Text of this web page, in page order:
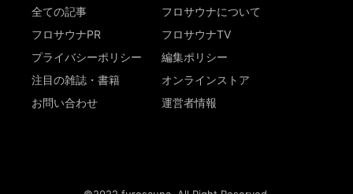
全ての記事
フロサウナについて
フロサウナPR
フロサウナTV
プライバシーポリシー
編集ポリシー
注目の雑誌・書籍
オンラインストア
お問い合わせ
運営者情報